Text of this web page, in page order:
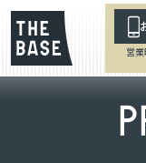
営
P